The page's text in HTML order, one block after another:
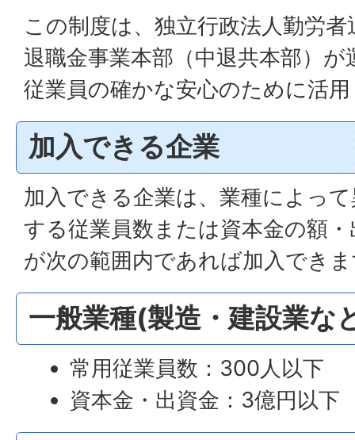
この制度は、独立行政法人勤労
退職金事業本部（中退共本部）
従業員の確かな安心のために活
加入できる企業
加入できる企業は、業種によっ
する従業員数または資本金の額
が次の範囲内であれば加入でき
一般業種(製造・建設業な
常用従業員数：300人以下
資本金・出資金：3億円以下